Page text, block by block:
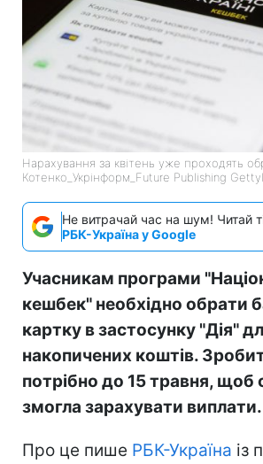
Нарахування за квітень уже проходять
Котенко_Укрінформ_Future Publishing
Не витрачай час на шум! Читай
РБК-Україна у Google
Учасникам програми
кешбек" необхідно обрати
картку в застосунку "Дія"
накопичених коштів.
потрібно до 15 травня, щоб
змогла зарахувати виплати.
Про це пише РБК-Україна із